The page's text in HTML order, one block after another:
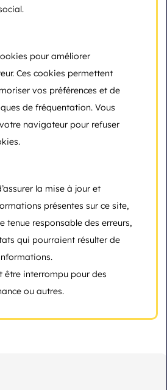
pour améliorer
Ces cookies permettent
vos préférences et de
de fréquentation. Vous
navigateur pour refuser
la mise à jour et
présentes sur ce site,
tenue responsable des erreurs,
qui pourraient résulter de
être interrompu pour des
ou autres.